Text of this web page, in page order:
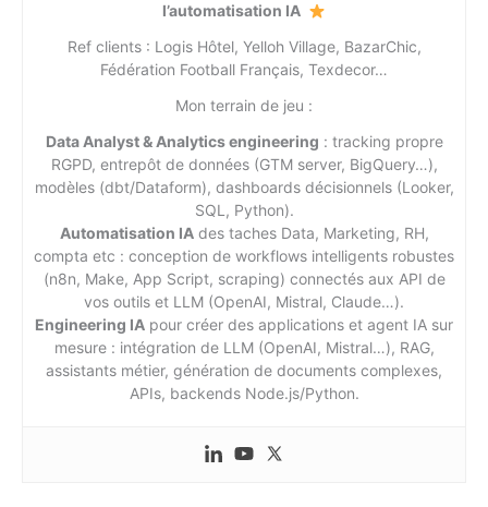
l’automatisation IA
Ref clients : Logis Hôtel, Yelloh Village, BazarChic,
Fédération Football Français, Texdecor…
Mon terrain de jeu :
Data Analyst & Analytics engineering : tracking propre
RGPD, entrepôt de données (GTM server, BigQuery…),
modèles (dbt/Dataform), dashboards décisionnels (Looker,
SQL, Python).
Automatisation IAdes taches Data, Marketing, RH,
compta etc : conception de workflows intelligents robustes
(n8n, Make, App Script, scraping) connectés aux API de
vos outils et LLM (OpenAI, Mistral, Claude…).
Engineering IA pour créer des applications et agent IA sur
mesure : intégration de LLM (OpenAI, Mistral…), RAG,
assistants métier, génération de documents complexes,
APIs, backends Node.js/Python.